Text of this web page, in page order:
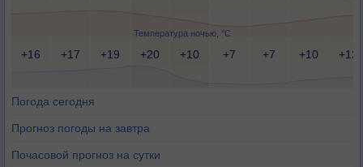
Температура ночью, °C
+16 +17 +19 +20 +10 +7 +7 +10 +12
Погода сегодня
Прогноз погоды на завтра
Почасовой прогноз на сутки